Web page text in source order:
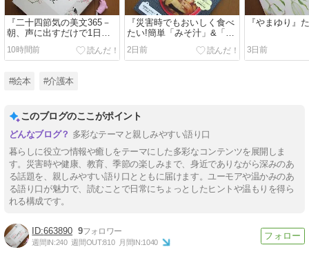
『二十四節気の美文365－
朝、声に出すだけで1日が
輝く』島 永吏子
10時間前
『災害時でもおいしく食べ
たい!簡単「みそ汁」&「ス
ープ」レシピ』
2日前
『やまゆり』
3日前
#絵本 #介護本
このブログのここがポイント
多彩なテーマと親しみやすい語り口
暮らしに役立つ情報や癒しをテーマにした多彩なコンテンツを展開しま
す。災害時や健康、教育、季節の楽しみまで、身近でありながら深みのあ
る話題を、親しみやすい語り口とともに届けます。ユーモアや温かみのあ
る語り口が魅力で、読むことで日常にちょっとしたヒントや温もりを得ら
れる構成です。
663890 9
週間IN:240 週間OUT:810 月間IN:1040